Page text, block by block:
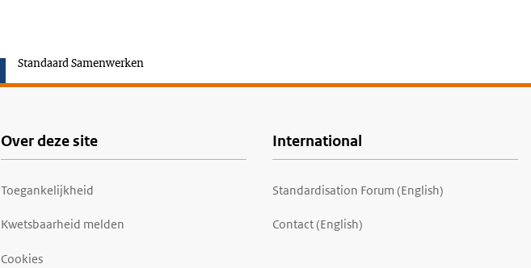
Standaard Samenwerken
Over deze site
Toegankelijkheid
Kwetsbaarheid melden
Cookies
International
Standardisation Forum (English)
Contact (English)